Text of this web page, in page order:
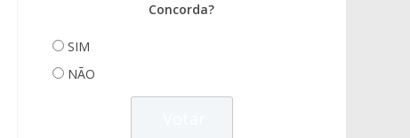
Concorda?
SIM
NÃO